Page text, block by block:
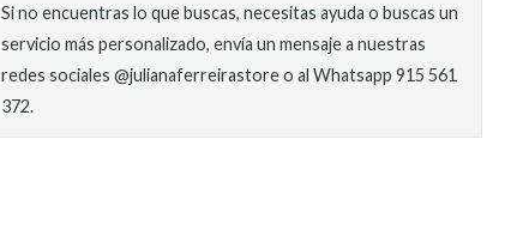
Si no encuentras lo que buscas, necesitas ayuda o buscas un
servicio más personalizado, envía un mensaje a nuestras
redes sociales @julianaferreirastore o al Whatsapp 915 561
372.